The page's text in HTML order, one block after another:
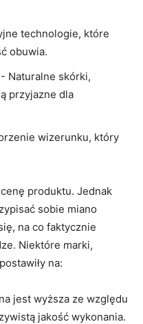
technologie, które
obuwia.
⁤- Naturalne ⁤skórki,
przyjazne⁤ dla
wizerunku, który
produktu. Jednak
sobie ‌miano
na co faktycznie
Niektóre⁣ marki,
na:
jest wyższa ze​ względu
jakość wykonania.